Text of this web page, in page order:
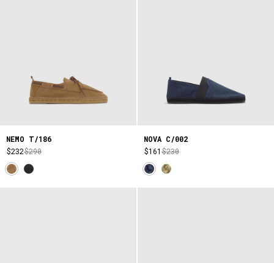
NEMO T/186
$232$290
NOVA C/002
$161$230